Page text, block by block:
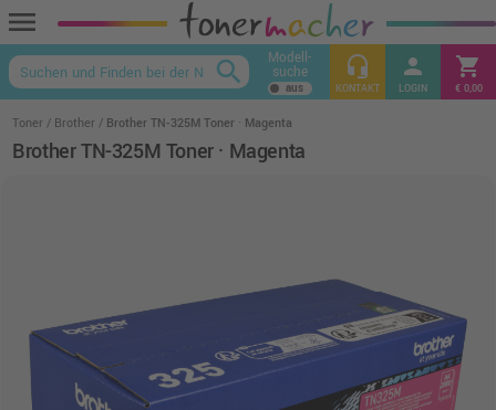
menu
keyboard_arrow_up
search Modell-
suche headset_mic
KONTAKT
person
LOGIN
shopping_cart
€ 0,00
Toner Brother Brother TN-325M Toner · Magenta
Brother TN-325M Toner · Magenta